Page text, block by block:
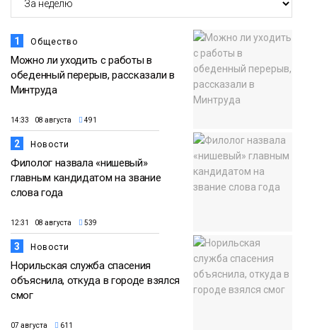
1 Общество
Можно ли уходить с работы в
обеденный перерыв, рассказали в
Минтруда
14:33 08 августа 491
2 Новости
Филолог назвала «нишевый»
главным кандидатом на звание
слова года
12:31 08 августа 539
3 Новости
Норильская служба спасения
объяснила, откуда в городе взялся
смог
07 августа 611